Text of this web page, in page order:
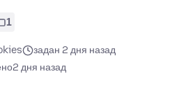
1
задан 2 дня назад
2 дня назад